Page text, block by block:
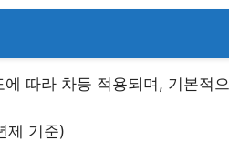
따라 차등 적용되며, 기본적
제 기준)